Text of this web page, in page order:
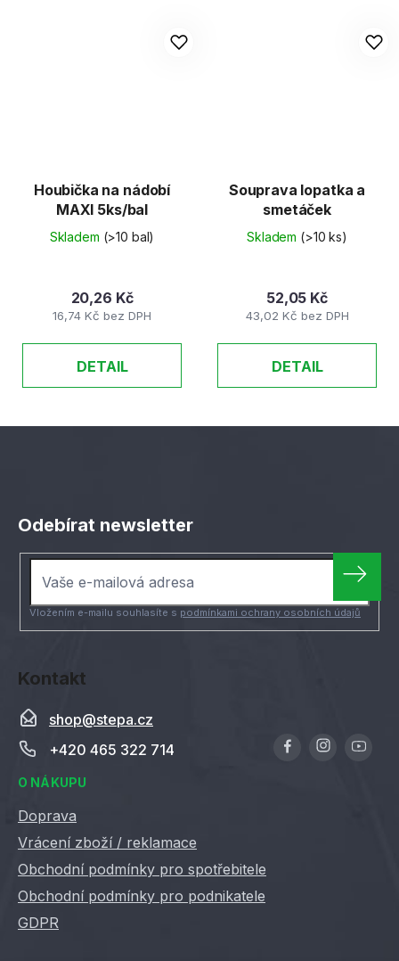
Houbička na nádobí
MAXI 5ks/bal
Skladem (>10 bal)
16,74 Kč bez DPH
20,26 Kč
DETAIL
Souprava lopatka a
smetáček
Skladem (>10 ks)
43,02 Kč bez DPH
52,05 Kč
DETAIL
Kontakt
shop@stepa.cz
+420 465 322 714
O NÁKUPU
Doprava
Vrácení zboží / reklamace
Obchodní podmínky pro spotřebitele
Obchodní podmínky pro podnikatele
GDPR
Odebírat newsletter
Vložením e-mailu souhlasíte s podmínkami ochrany osobních údajů